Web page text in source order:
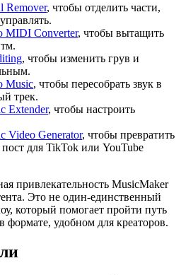
Remover, чтобы отделить части,
MIDI Converter, чтобы вытащить
, чтобы изменить грув и
Music, чтобы пересобрать звук в
трек.
Extender, чтобы настроить
Video Generator, чтобы превратить
для TikTok или YouTube
привлекательность MusicMaker
Это не один-единственный
который помогает пройти путь
формате, удобном для креаторов.